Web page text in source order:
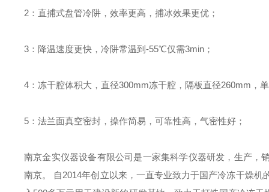
2：直捕式盘管冷阱，效率更高，捕冰效果更优；
3：降温速度更快，冷阱常温到-55℃仅需3min；
4：冻干腔体积大，直径300mm冻干腔，隔板直径260mm，
5：法兰面真空密封，操作简易，可靠性高，气密性好；
南京金实仪器设备有限公司是一家集科学仪器研发，生产
南京。 自2014年创立以来，一直专业致力于国产冷冻干燥